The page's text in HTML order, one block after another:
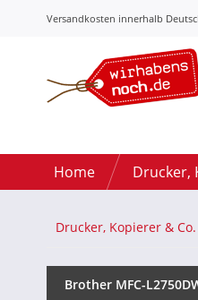
Versandkosten innerhalb
Home Drucker,
Drucker, Kopierer & Co.
Brother MFC-